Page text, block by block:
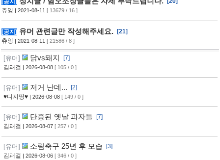
[공지]
츄잉 | 2021-08-11 [ 13679 / 16 ]
[공지] 유머 관련글만 작성해주세요.
[21]
츄잉 | 2021-08-11 [ 21586 / 8 ]
[유머] 닭vs돼지
[7]
김괘걸
| 2026-08-08 [ 105 / 0 ]
[유머] 저거 난데...
[2]
♥디지땅♥ | 2026-08-08 [ 149 / 0 ]
[유머] 단종된 옛날 과자들
[7]
김괘걸
| 2026-08-07 [ 257 / 0 ]
[유머] 소림축구 25년 후 모습
[3]
김괘걸
| 2026-08-06 [ 346 / 0 ]